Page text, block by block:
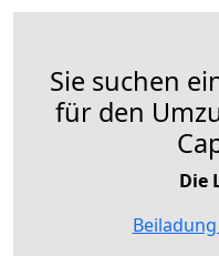
Sie suchen
für den
Die